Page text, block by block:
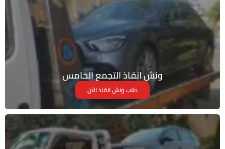
ونش انقاذ التجمع الخامس
طلب ونش انقاذ الآن